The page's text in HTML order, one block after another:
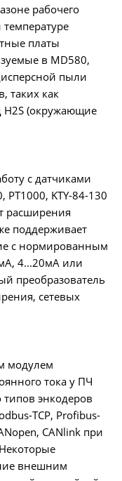
рабочего
платы
в MD580,
пыли
таких как
H2S (окружающие
с датчиками
PT1000, KTY-84-130
расширения
поддерживает
с нормированным
4...20мА или
преобразователь
сетевых
модулем
тока у ПЧ
энкодеров
TCP, Profibus-
CANlink при
внешним